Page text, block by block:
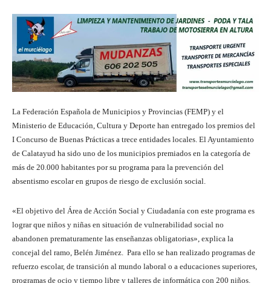
La Federación Española de Municipios y Provincias (FEMP) y el
Ministerio de Educación, Cultura y Deporte han entregado los premios del
I Concurso de Buenas Prácticas a trece entidades locales. El Ayuntamiento
de Calatayud ha sido uno de los municipios premiados en la categoría de
más de 20.000 habitantes por su programa para la prevención del
absentismo escolar en grupos de riesgo de exclusión social.
«El objetivo del Área de Acción Social y Ciudadanía con este programa es
lograr que niños y niñas en situación de vulnerabilidad social no
abandonen prematuramente las enseñanzas obligatorias», explica la
concejal del ramo, Belén Jiménez. Para ello se han realizado programas de
refuerzo escolar, de transición al mundo laboral o a educaciones superiores,
programas de ocio y tiempo libre y talleres de informática con 200 niños.